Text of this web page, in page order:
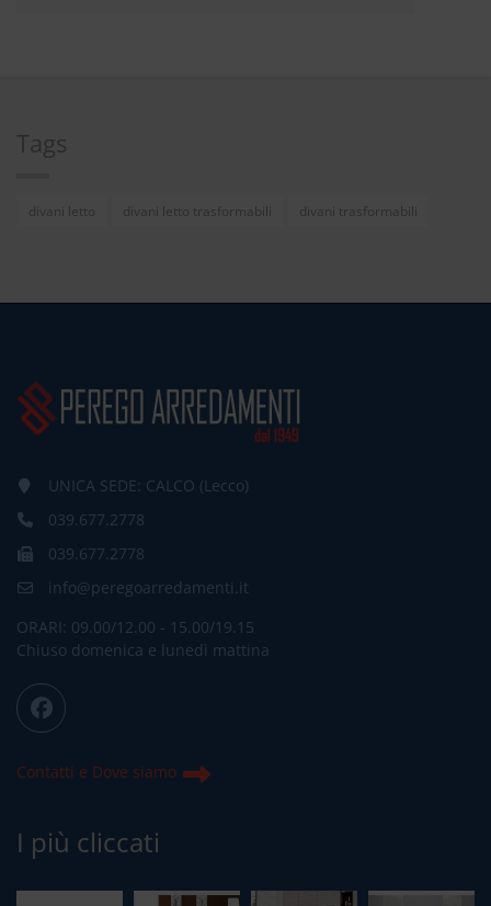
Tags
divani letto divani letto trasformabili divani trasformabili
UNICA SEDE: CALCO (Lecco)
039.677.2778
039.677.2778
info@peregoarredamenti.it
ORARI: 09.00/12.00 - 15.00/19.15
Chiuso domenica e lunedì mattina
Contatti e Dove siamo
I più cliccati